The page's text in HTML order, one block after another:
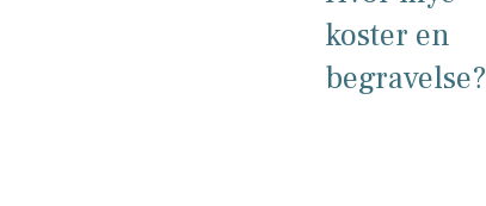
koster en
begravelse?